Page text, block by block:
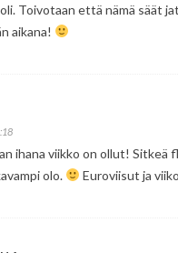
Toivotaan että nämä säät
aikana!
ihana viikko on ollut! Sitkeä
olo.
Euroviisut ja